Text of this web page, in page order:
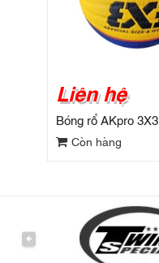
Liên hệ
Bóng rổ AKpro 3X3
Còn hàng
PREVIOUS